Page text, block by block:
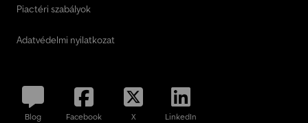
Piactéri szabályok
Adatvédelmi nyilatkozat
Blog Facebook X LinkedIn